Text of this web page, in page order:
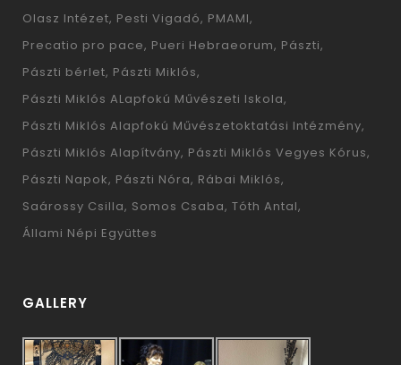
Olasz Intézet Pesti Vigadó PMAMI
Precatio pro pace Pueri Hebraeorum Pászti
Pászti bérlet Pászti Miklós
Pászti Miklós ALapfokú Művészeti Iskola
Pászti Miklós Alapfokú Művészetoktatási Intézmény
Pászti Miklós Alapítvány Pászti Miklós Vegyes Kórus
Pászti Napok Pászti Nóra Rábai Miklós
Saárossy Csilla Somos Csaba Tóth Antal
Állami Népi Együttes
GALLERY